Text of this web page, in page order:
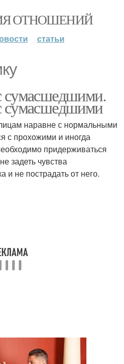
ОТНОШЕНИЙ
статьи
сумасшедшими.
сумасшедшими
наравне с нормальными
с прохожими и иногда
придерживаться
задеть чувства
и не пострадать от него.